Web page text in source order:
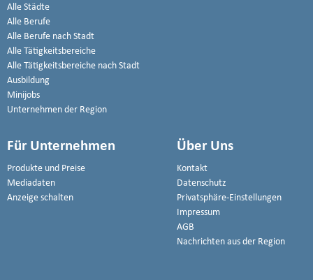
Alle Städte
Alle Berufe
Alle Berufe nach Stadt
Alle Tätigkeitsbereiche
Alle Tätigkeitsbereiche nach Stadt
Ausbildung
Minijobs
Unternehmen der Region
Für Unternehmen
Produkte und Preise
Mediadaten
Anzeige schalten
Über Uns
Kontakt
Datenschutz
Privatsphäre-Einstellungen
Impressum
AGB
Nachrichten aus der Region